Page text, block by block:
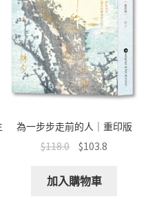
為一步步走前的人｜重印版
$118.0 $103.8
加入購物車